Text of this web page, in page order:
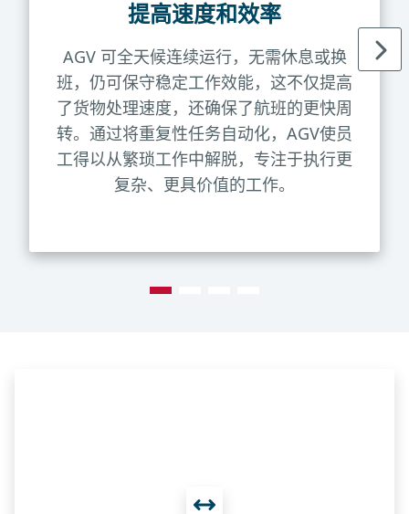
提高速度和效率
AGV 可全天候连续运行，无需休息或换
班，仍可保守稳定工作效能，这不仅提高
了货物处理速度，还确保了航班的更快周
转。通过将重复性任务自动化，AGV使员
工得以从繁琐工作中解脱，专注于执行更
复杂、更具价值的工作。